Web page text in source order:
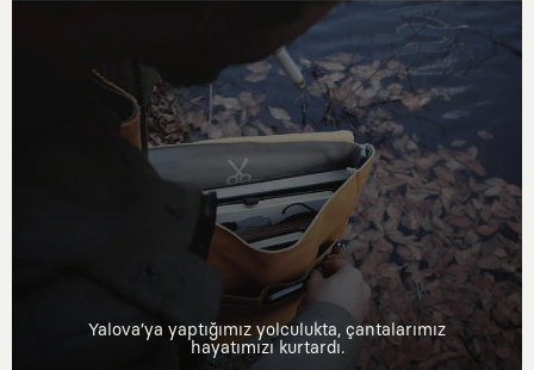
Yalova’ya yaptığımız yolculukta, çantalarımız
hayatımızı kurtardı.